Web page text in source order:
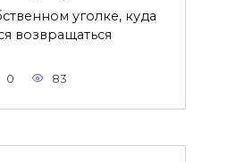
уголке, куда
возвращаться
0 83